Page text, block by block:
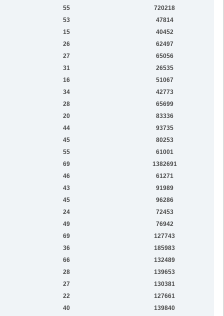
55
720218
53
47814
15
40452
26
62497
27
65056
31
26535
16
51067
34
42773
28
65699
20
83336
44
93735
45
80253
55
61001
69
1382691
46
61271
43
91989
45
96286
24
72453
49
76942
69
127743
36
185983
66
132489
28
139653
27
130381
22
127661
40
139840